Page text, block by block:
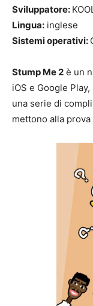
Sviluppatore:
Lingua: inglese
Sistemi operativi:
Stump Me 2 è un
iOS e Google
una serie di
mettono alla